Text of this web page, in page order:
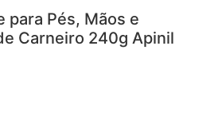
para Pés, Mãos e
Carneiro 240g Apinil